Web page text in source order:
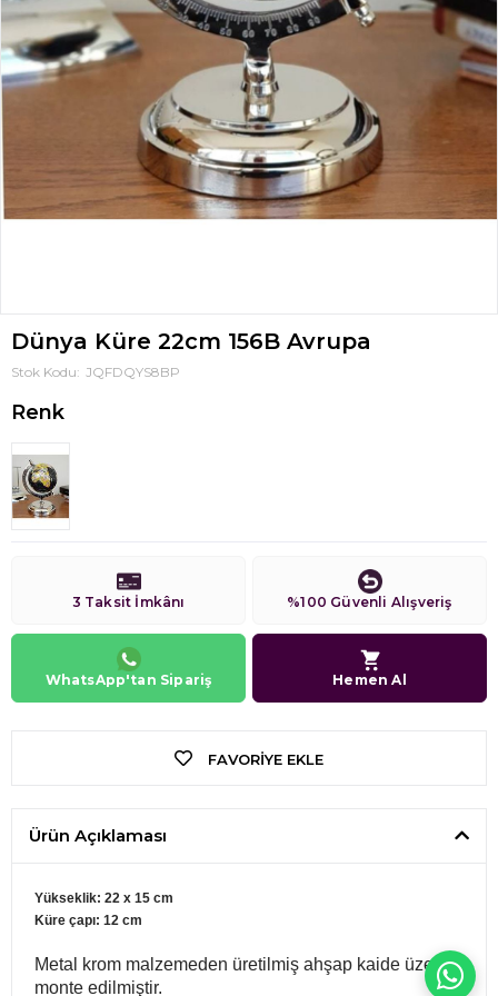
Dünya Küre 22cm 156B Avrupa
Stok Kodu JQFDQYS8BP
Renk
3 Taksit İmkânı %100 Güvenli Alışveriş
WhatsApp'tan Sipariş Hemen Al
FAVORIYE EKLE
Ürün Açıklaması
Yükseklik: 22 x 15 cm
Küre çapı: 12 cm
Metal krom malzemeden üretilmiş ahşap kaide üzerine
monte edilmiştir.